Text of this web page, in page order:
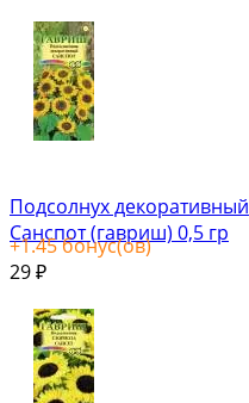
Подсолнух декоративный
Санспот (гавриш) 0,5 гр
+1.45бонус(ов)
29 ₽